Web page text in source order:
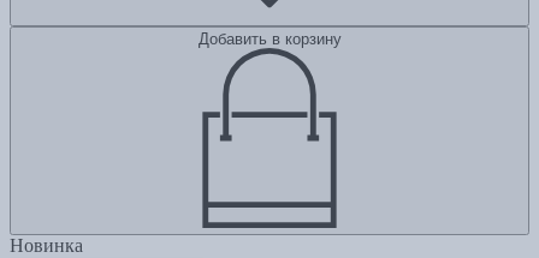
Добавить в корзину
Новинка